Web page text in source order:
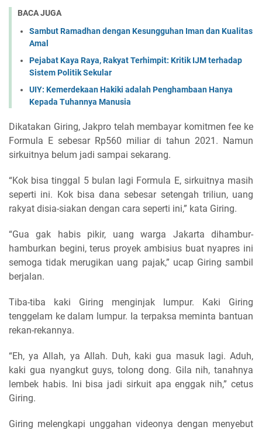
BACA JUGA
Sambut Ramadhan dengan Kesungguhan Iman dan Kualitas
Amal
Pejabat Kaya Raya, Rakyat Terhimpit: Kritik IJM terhadap
Sistem Politik Sekular
UIY: Kemerdekaan Hakiki adalah Penghambaan Hanya
Kepada Tuhannya Manusia
Dikatakan Giring, Jakpro telah membayar komitmen fee ke
Formula E sebesar Rp560 miliar di tahun 2021. Namun
sirkuitnya belum jadi sampai sekarang.
“Kok bisa tinggal 5 bulan lagi Formula E, sirkuitnya masih
seperti ini. Kok bisa dana sebesar setengah triliun, uang
rakyat disia-siakan dengan cara seperti ini,” kata Giring.
“Gua gak habis pikir, uang warga Jakarta dihambur-
hamburkan begini, terus proyek ambisius buat nyapres ini
semoga tidak merugikan uang pajak,” ucap Giring sambil
berjalan.
Tiba-tiba kaki Giring menginjak lumpur. Kaki Giring
tenggelam ke dalam lumpur. Ia terpaksa meminta bantuan
rekan-rekannya.
“Eh, ya Allah, ya Allah. Duh, kaki gua masuk lagi. Aduh,
kaki gua nyangkut guys, tolong dong. Gila nih, tanahnya
lembek habis. Ini bisa jadi sirkuit apa enggak nih,” cetus
Giring.
Giring melengkapi unggahan videonya dengan menyebut